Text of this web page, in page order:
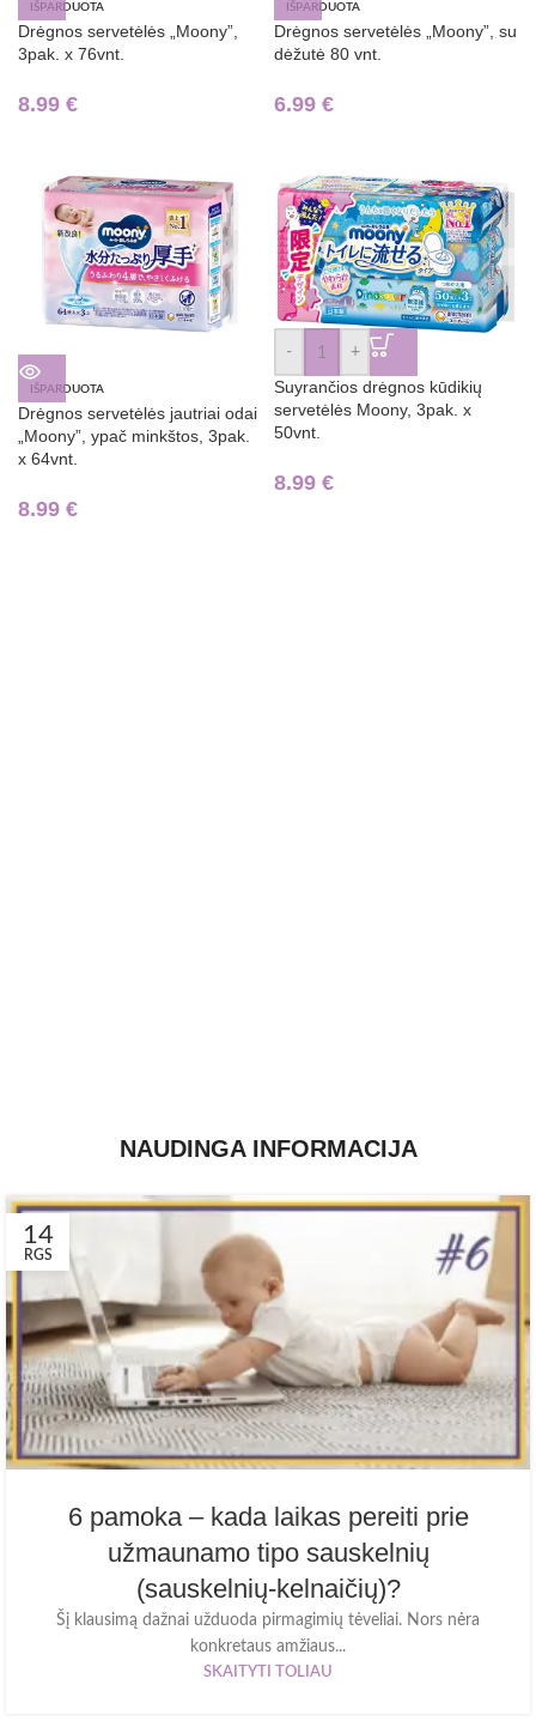
IŠPARDUOTA
Drėgnos servetėlės „Moony”,
3pak. x 76vnt.
8.99 €
IŠPARDUOTA
Drėgnos servetėlės „Moony”, su
dėžutė 80 vnt.
6.99 €
IŠPARDUOTA
Drėgnos servetėlės jautriai odai
„Moony”, ypač minkštos, 3pak.
x 64vnt.
8.99 €
- +
Suyrančios drėgnos kūdikių
servetėlės Moony, 3pak. x
50vnt.
8.99 €
NAUDINGA INFORMACIJA
14
RGS
6 pamoka – kada laikas pereiti prie
užmaunamo tipo sauskelnių
(sauskelnių-kelnaičių)?
Šį klausimą dažnai užduoda pirmagimių tėveliai. Nors nėra
konkretaus amžiaus...
SKAITYTI TOLIAU